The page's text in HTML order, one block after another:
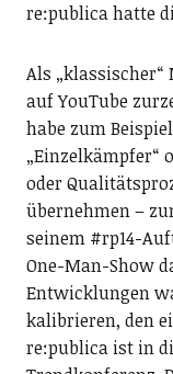
re:publica hatte
Als
auf YouTube
habe zum
„Einzelkämpfer“
oder
übernehmen –
seinem #rp14-
One-Man-Show
Entwicklungen
kalibrieren, den
re:publica ist in